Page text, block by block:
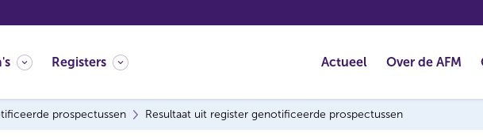
Registers Actueel Over de AFM
prospectussen Resultaat uit register genotificeerde prospectussen